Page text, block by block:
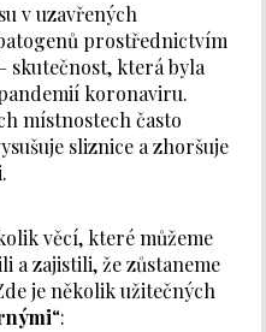
v uzavřených
prostřednictvím
skutečnost, která byla
koronaviru.
místnostech často
sliznice a zhoršuje
věcí, které můžeme
a zajistili, že zůstaneme
je několik užitečných
“: